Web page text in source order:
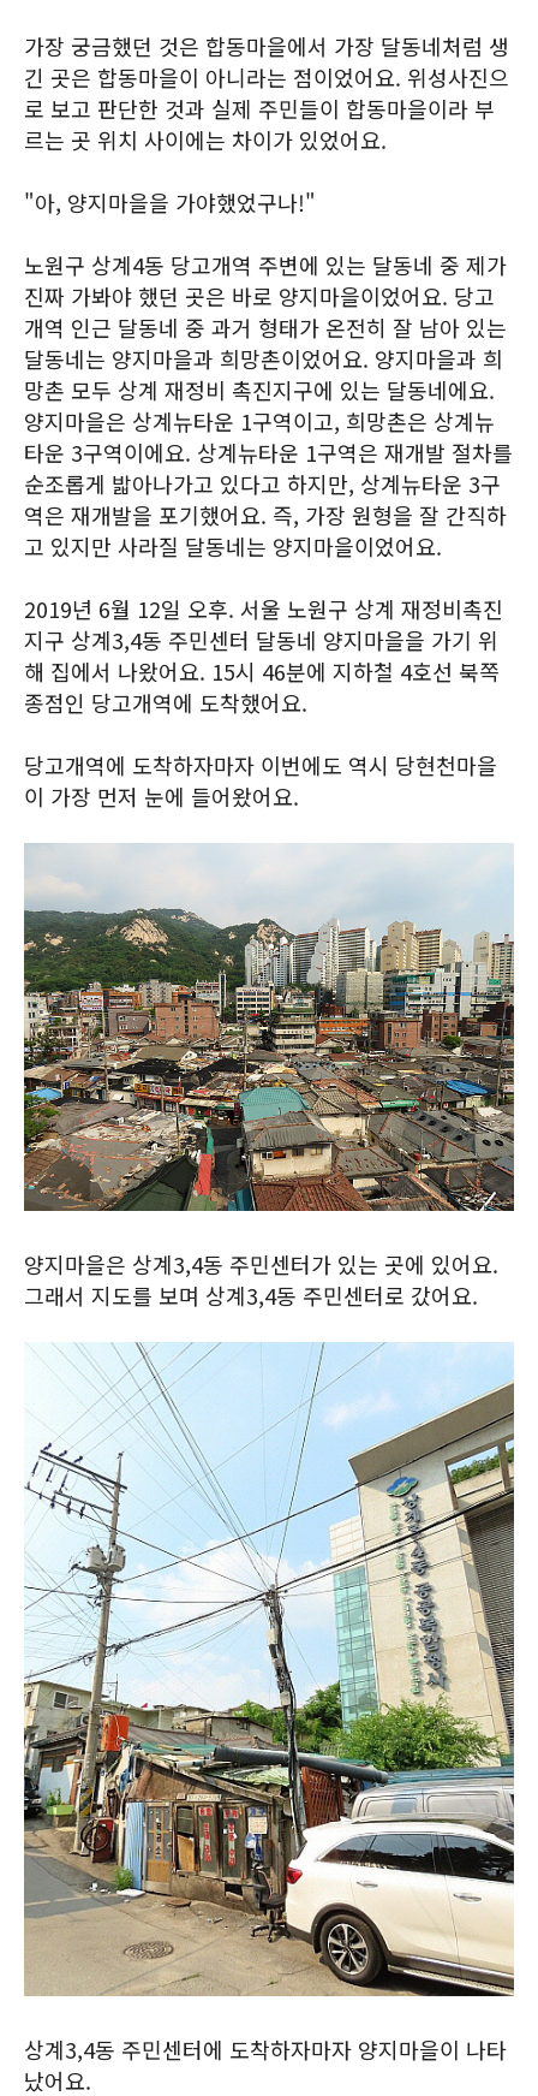
가장 궁금했던 것은 합동마을에서 가장 달동네처럼 생
긴 곳은 합동마을이 아니라는 점이었어요. 위성사진으
로 보고 판단한 것과 실제 주민들이 합동마을이라 부
르는 곳 위치 사이에는 차이가 있었어요.
"아, 양지마을을 가야했었구나!"
노원구 상계4동 당고개역 주변에 있는 달동네 중 제가
진짜 가봐야 했던 곳은 바로 양지마을이었어요. 당고
개역 인근 달동네 중 과거 형태가 온전히 잘 남아 있는
달동네는 양지마을과 희망촌이었어요. 양지마을과 희
망촌 모두 상계 재정비 촉진지구에 있는 달동네에요.
양지마을은 상계뉴타운 1구역이고, 희망촌은 상계뉴
타운 3구역이에요. 상계뉴타운 1구역은 재개발 절차를
순조롭게 밟아나가고 있다고 하지만, 상계뉴타운 3구
역은 재개발을 포기했어요. 즉, 가장 원형을 잘 간직하
고 있지만 사라질 달동네는 양지마을이었어요.
2019년 6월 12일 오후. 서울 노원구 상계 재정비촉진
지구 상계3,4동 주민센터 달동네 양지마을을 가기 위
해 집에서 나왔어요. 15시 46분에 지하철 4호선 북쪽
종점인 당고개역에 도착했어요.
당고개역에 도착하자마자 이번에도 역시 당현천마을
이 가장 먼저 눈에 들어왔어요.
양지마을은 상계3,4동 주민센터가 있는 곳에 있어요.
그래서 지도를 보며 상계3,4동 주민센터로 갔어요.
상계3,4동 주민센터에 도착하자마자 양지마을이 나타
났어요.